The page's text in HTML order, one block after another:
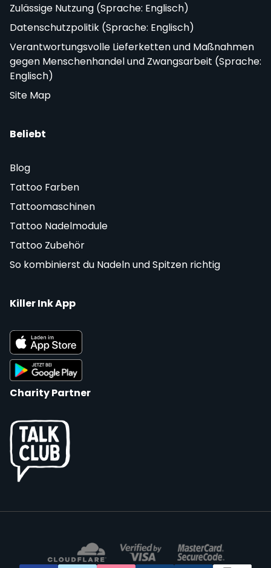
Zulässige Nutzung (Sprache: Englisch)
Datenschutzpolitik (Sprache: Englisch)
Verantwortungsvolle Lieferketten und Maßnahmen
gegen Menschenhandel und Zwangsarbeit (Sprache:
Englisch)
Site Map
Beliebt
Blog
Tattoo Farben
Tattoomaschinen
Tattoo Nadelmodule
Tattoo Zubehör
So kombinierst du Nadeln und Spitzen richtig
Killer Ink App
Charity Partner